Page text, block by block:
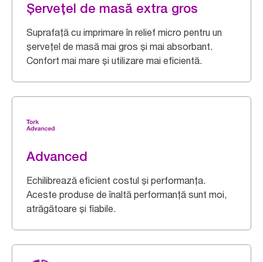
Șerveţel de masă extra gros
Suprafață cu imprimare în relief micro pentru un
şerveţel de masă mai gros și mai absorbant.
Confort mai mare și utilizare mai eficientă.
Advanced
Echilibrează eficient costul și performanța.
Aceste produse de înaltă performanță sunt moi,
atrăgătoare și fiabile.